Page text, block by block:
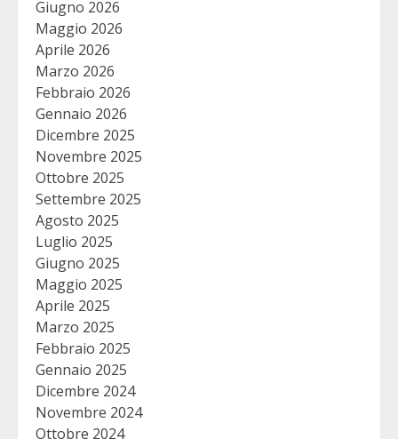
Giugno 2026
Maggio 2026
Aprile 2026
Marzo 2026
Febbraio 2026
Gennaio 2026
Dicembre 2025
Novembre 2025
Ottobre 2025
Settembre 2025
Agosto 2025
Luglio 2025
Giugno 2025
Maggio 2025
Aprile 2025
Marzo 2025
Febbraio 2025
Gennaio 2025
Dicembre 2024
Novembre 2024
Ottobre 2024